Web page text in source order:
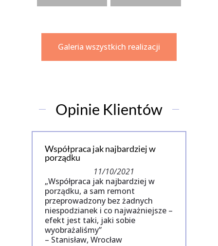
Galeria wszystkich realizacji
Opinie Klientów
Współpraca jak najbardziej w
porządku
11/10/2021
„Współpraca jak najbardziej w
porządku, a sam remont
przeprowadzony bez żadnych
niespodzianek i co najważniejsze –
efekt jest taki, jaki sobie
wyobrażaliśmy”
– Stanisław, Wrocław